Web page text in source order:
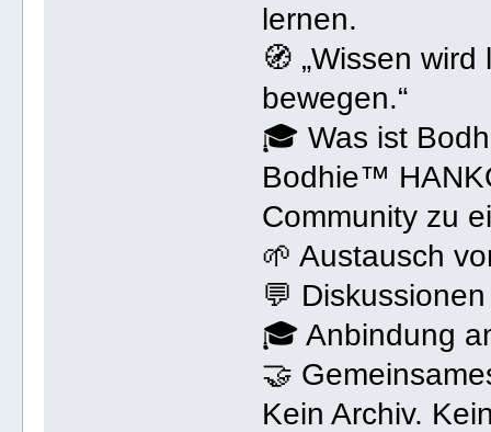
lernen.
🧭 „Wissen
bewegen.“
🎓 Was ist
Bodhie™
Community zu
🌱 Austausch
💬
🎓 Anbindung
🤝
Kein Archiv.